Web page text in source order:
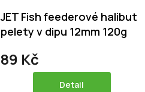
JET Fish feederové halibut
pelety v dipu 12mm 120g
89 Kč
Detail